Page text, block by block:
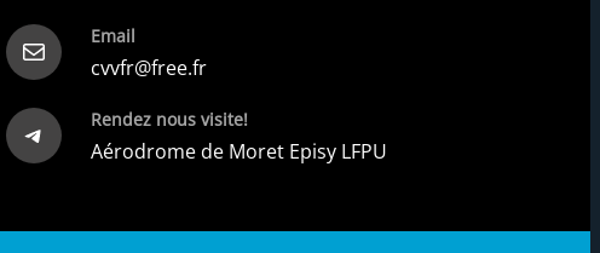
Mail Email
cvvfr@free.fr
Telegram Rendez nous visite!
Aérodrome de Moret Episy LFPU